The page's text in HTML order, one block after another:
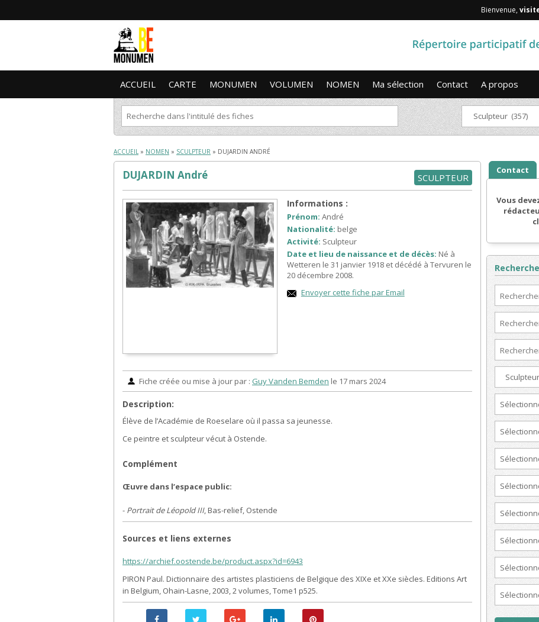
Bienvenue,
ACCUEIL CARTE MONUMEN VOLUMEN NOMEN Ma sélection Contact A propos
Sculpteur (357)
ACCUEIL » NOMEN » SCULPTEUR » DUJARDIN ANDRÉ
SCULPTEUR
DUJARDIN André
Informations :
Prénom: André
Nationalité: belge
Activité: Sculpteur
Date et lieu de naissance et de décès: Né à
Wetteren le 31 janvier 1918 et décédé à Tervuren le
20 décembre 2008.
Envoyer cette fiche par Email
Fiche créée ou mise à jour par : Guy Vanden Bemden le 17 mars 2024
Description:
Élève de l’Académie de Roeselare où il passa sa jeunesse.
Ce peintre et sculpteur vécut à Ostende.
Complément
Œuvre dans l’espace public:
- Portrait de Léopold III, Bas-relief, Ostende
Sources et liens externes
https://archief.oostende.be/product.aspx?id=6943
PIRON Paul. Dictionnaire des artistes plasticiens de Belgique des XIXe et XXe siècles. Editions Art
in Belgium, Ohain-Lasne, 2003, 2 volumes, Tome1 p525.
Contact
Vous